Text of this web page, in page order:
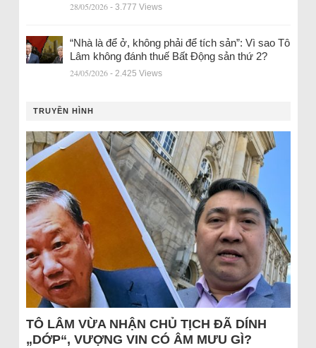
28/05/2026 - 3.777 Views
“Nhà là để ở, không phải để tích sản”: Vì sao Tô
Lâm không đánh thuế Bất Động sản thứ 2?
24/05/2026 - 2.425 Views
TRUYỀN HÌNH
TÔ LÂM VỪA NHẬN CHỦ TỊCH ĐÃ DÍNH
„DỚP“, VƯỢNG VIN CÓ ÂM MƯU GÌ?